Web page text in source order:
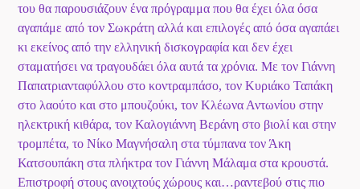
του θα παρουσιάζουν ένα πρόγραμμα που θα έχει όλα όσα
αγαπάμε από τον Σωκράτη αλλά και επιλογές από όσα αγαπάει
κι εκείνος από την ελληνική δισκογραφία και δεν έχει
σταματήσει να τραγουδάει όλα αυτά τα χρόνια. Με τον Γιάννη
Παπατριανταφύλλου στο κοντραμπάσο, τον Κυριάκο Ταπάκη
στο λαούτο και στο μπουζούκι, τον Κλέωνα Αντωνίου στην
ηλεκτρική κιθάρα, τον Καλογιάννη Βεράνη στο βιολί και στην
τρομπέτα, το Νίκο Μαγνήσαλη στα τύμπανα τον Άκη
Κατσουπάκη στα πλήκτρα τον Γιάννη Μάλαμα στα κρουστά.
Επιστροφή στους ανοιχτούς χώρους και…ραντεβού στις πιο